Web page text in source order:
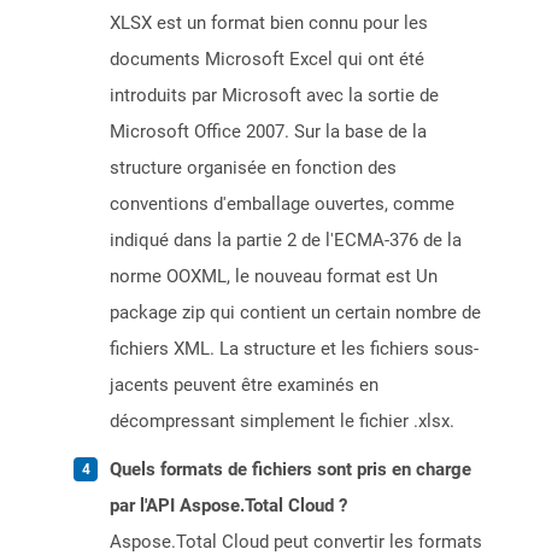
XLSX est un format bien connu pour les
documents Microsoft Excel qui ont été
introduits par Microsoft avec la sortie de
Microsoft Office 2007. Sur la base de la
structure organisée en fonction des
conventions d'emballage ouvertes, comme
indiqué dans la partie 2 de l'ECMA-376 de la
norme OOXML, le nouveau format est Un
package zip qui contient un certain nombre de
fichiers XML. La structure et les fichiers sous-
jacents peuvent être examinés en
décompressant simplement le fichier .xlsx.
Quels formats de fichiers sont pris en charge
par l'API Aspose.Total Cloud ?
Aspose.Total Cloud peut convertir les formats